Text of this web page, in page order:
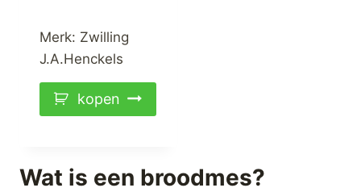
Merk: Zwilling
J.A.Henckels
kopen
Wat is een broodmes?